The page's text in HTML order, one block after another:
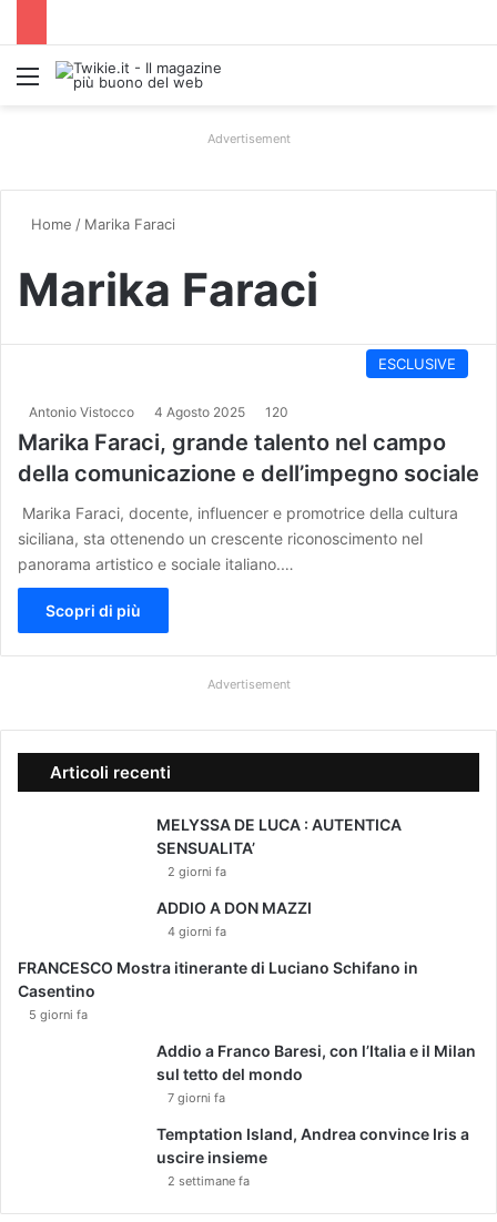
Menu
Advertisement
Home / Marika Faraci
Marika Faraci
ESCLUSIVE
Antonio Vistocco 4 Agosto 2025 120
Marika Faraci, grande talento nel campo
della comunicazione e dell’impegno sociale
Marika Faraci, docente, influencer e promotrice della cultura
siciliana, sta ottenendo un crescente riconoscimento nel
panorama artistico e sociale italiano.…
Scopri di più
Advertisement
Articoli recenti
MELYSSA DE LUCA : AUTENTICA
SENSUALITA’
2 giorni fa
ADDIO A DON MAZZI
4 giorni fa
FRANCESCO Mostra itinerante di Luciano Schifano in
Casentino
5 giorni fa
Addio a Franco Baresi, con l’Italia e il Milan
sul tetto del mondo
7 giorni fa
Temptation Island, Andrea convince Iris a
uscire insieme
2 settimane fa